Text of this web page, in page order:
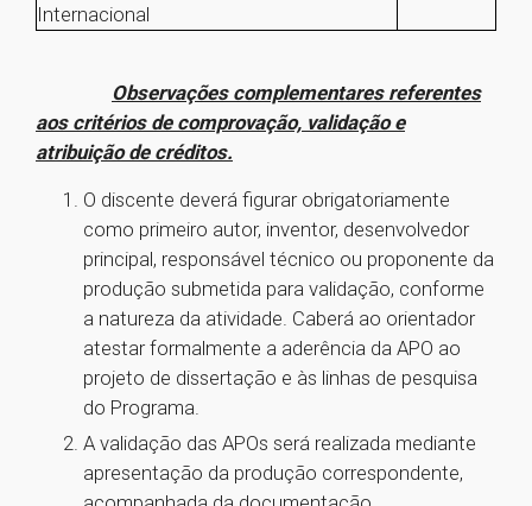
Internacional
Observações complementares referentes
aos critérios de comprovação, validação e
atribuição de créditos.
O discente deverá figurar obrigatoriamente
como primeiro autor, inventor, desenvolvedor
principal, responsável técnico ou proponente da
produção submetida para validação, conforme
a natureza da atividade. Caberá ao orientador
atestar formalmente a aderência da APO ao
projeto de dissertação e às linhas de pesquisa
do Programa.
A validação das APOs será realizada mediante
apresentação da produção correspondente,